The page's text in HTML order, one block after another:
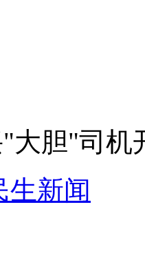
作
胆"司机
生新闻